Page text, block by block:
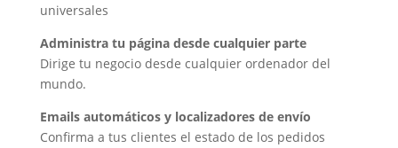
universales
Administra tu página desde cualquier parte
Dirige tu negocio desde cualquier ordenador del
mundo.
Emails automáticos y localizadores de envío
Confirma a tus clientes el estado de los pedidos